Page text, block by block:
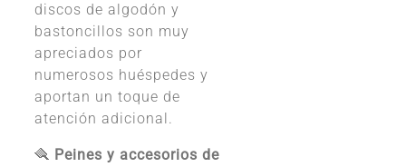
discos de algodón y
bastoncillos son muy
apreciados por
numerosos huéspedes y
aportan un toque de
atención adicional.
🪮 Peines y accesorios de